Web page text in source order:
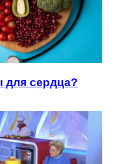
для сердца?